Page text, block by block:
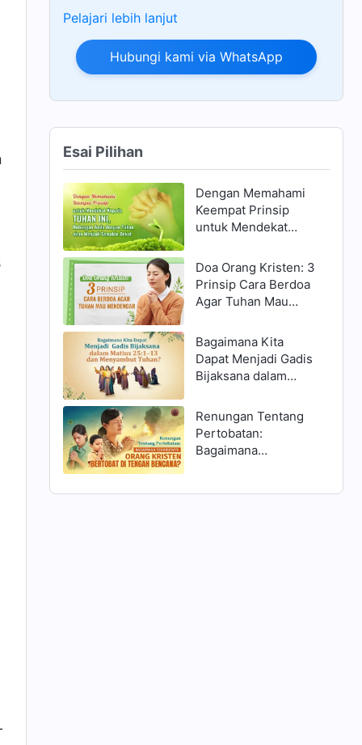
Pelajari lebih lanjut
Hubungi kami via WhatsApp
Esai Pilihan
Dengan Memahami
Keempat Prinsip
untuk Mendekat
Hubungan Anda
dengan Tuhan akan
Menjadi Semakin
Dekat
Doa Orang Kristen: 3
Prinsip Cara Berdoa
Agar Tuhan Mau
Bagaimana Kita
Dapat Menjadi Gadis
Bijaksana dalam
Menyambut Tuhan?
Renungan Tentang
Pertobatan:
Bagaimana